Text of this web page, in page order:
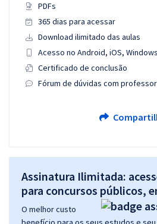
PDFs
365 dias para acessar
Download ilimitado das aulas
Acesso no Android, iOS,
Certificado de conclusão
Fórum de dúvidas com
Assinatura Ilimitada:
para concursos públicos,
O melhor custo